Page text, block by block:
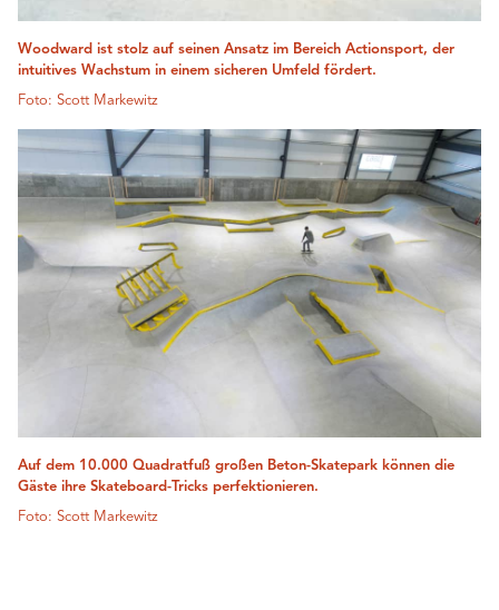
Woodward ist stolz auf seinen Ansatz im Bereich Actionsport, der
intuitives Wachstum in einem sicheren Umfeld fördert.
Foto: Scott Markewitz
Auf dem 10.000 Quadratfuß großen Beton-Skatepark können die
Gäste ihre Skateboard-Tricks perfektionieren.
Foto: Scott Markewitz